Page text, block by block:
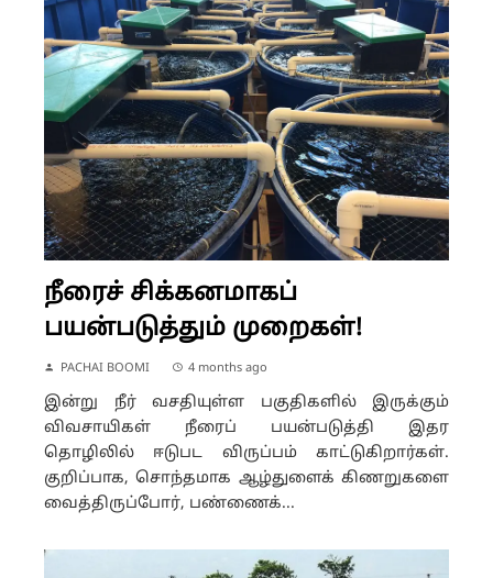
நீரைச் சிக்கனமாகப்
பயன்படுத்தும் முறைகள்!
PACHAI BOOMI 4 months ago
இன்று நீர் வசதியுள்ள பகுதிகளில் இருக்கும்
விவசாயிகள் நீரைப் பயன்படுத்தி இதர
தொழிலில் ஈடுபட விருப்பம் காட்டுகிறார்கள்.
குறிப்பாக, சொந்தமாக ஆழ்துளைக் கிணறுகளை
வைத்திருப்போர், பண்ணைக்...